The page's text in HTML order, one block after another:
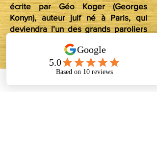
écrite par Géo Koger (Georges
Konyn), auteur juif né à Paris, qui
deviendra l’un des grands paroliers
Le contraste est saisissant : quelques
années après avoir accusé les Juifs «
d’apporter les maladies », un auteur
juif signe l’un des plus grands succès